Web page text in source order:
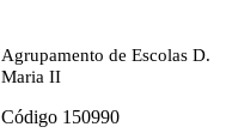
Agrupamento de Escolas D.
Maria II
Código 150990